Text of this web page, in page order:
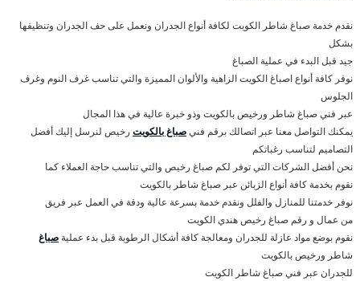
نقدم خدمة صباغ شاطر الكويت لكافة أنواع الجدران ونعمل على حف الجدران وتنظيفها
بشكل
جيد قبل البدء في عملية الصباغ
نوفر كافة أنواع اصباغ الكويت الزاهية والألوان المميزة والتي تناسب غرف النوم وغرف
الجلوس
عبر فني صباغ شاطر ورخيص بالكويت وذو خبرة عالية في هذا المجال
يمكنك التواصل معنا عبر اتصالك برقم فنيصباغ بالكويت رخيص لنرسل إليك أفضل
التصاميم لتناسب رغباتكم
نحن أفضل الشركات التي توفر لكم صباغ رخيص والتي تناسب حاجة العملاء كما
نقوم بخدمة كافة أنواع الزبائن عبر صباغ شاطر بالكويت
نوفر خدمتنا للمنازل والفلل ونقدم خدمة بسرعة عالية ودقة في العمل عبر فريق
من عمال و رقم صباغ رخيص هندي الكويت
نقوم بوضع مواد عازلة للجدران ومعالجة كافة أشكال الرطوبة قبل بدء عملية صباغ
شاطر ورخيص بالكويت
للجدران عبر فني صباغ شاطر الكويت